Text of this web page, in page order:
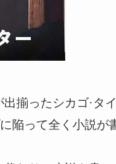
揃ったシカゴ·タ
陥って全く小説が